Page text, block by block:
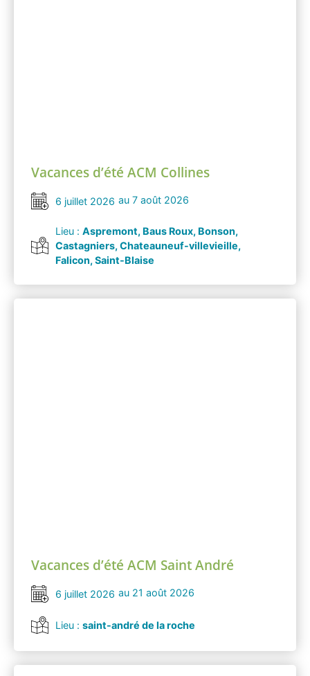
Vacances d’été ACM Collines
6 juillet 2026 au 7 août 2026
Lieu : Aspremont, Baus Roux, Bonson,
Castagniers, Chateauneuf-villevieille,
Falicon, Saint-Blaise
Vacances d’été ACM Saint André
6 juillet 2026 au 21 août 2026
Lieu : saint-andré de la roche